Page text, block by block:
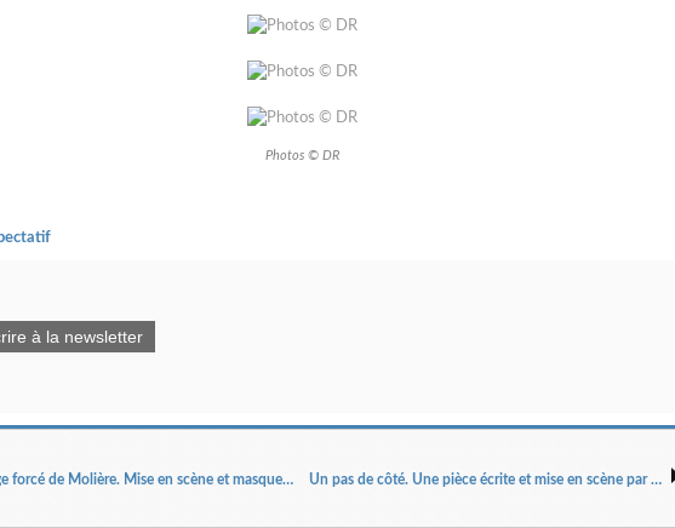
Photos © DR
à la newsletter
Le Mariage forcé de Molière. Mise en scène et masques Louis Arene. Un pas de côté. Une pièce écrite et mise en scène par Anne Giafferi.